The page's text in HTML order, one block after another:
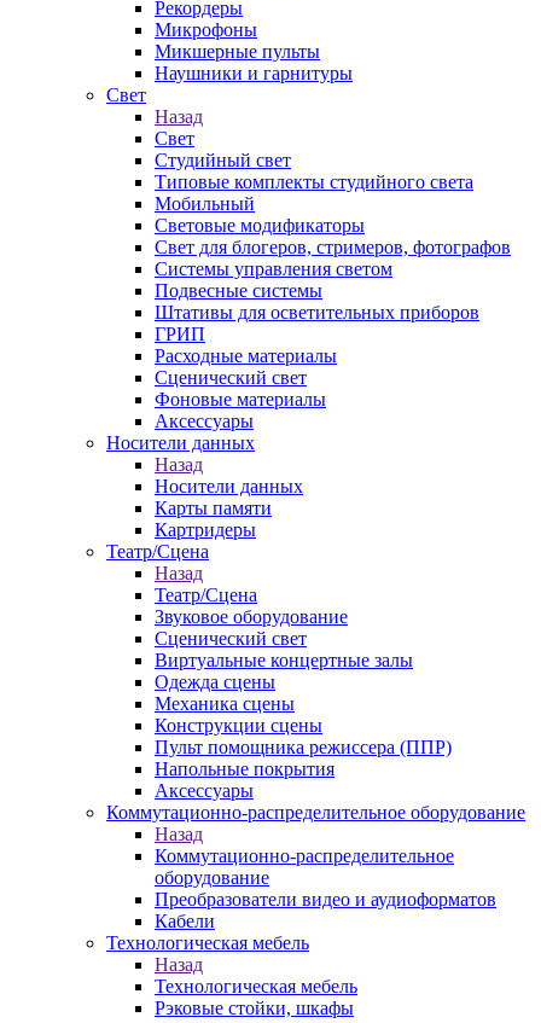
Рекордеры
Микрофоны
Микшерные пульты
Наушники и гарнитуры
Свет
Назад
Свет
Студийный свет
Типовые комплекты студийного света
Мобильный
Световые модификаторы
Свет для блогеров, стримеров, фотографов
Системы управления светом
Подвесные системы
Штативы для осветительных приборов
ГРИП
Расходные материалы
Сценический свет
Фоновые материалы
Аксессуары
Носители данных
Назад
Носители данных
Карты памяти
Картридеры
Театр/Сцена
Назад
Театр/Сцена
Звуковое оборудование
Сценический свет
Виртуальные концертные залы
Одежда сцены
Механика сцены
Конструкции сцены
Пульт помощника режиссера (ППР)
Напольные покрытия
Аксессуары
Коммутационно-распределительное оборудование
Назад
Коммутационно-распределительное
оборудование
Преобразователи видео и аудиоформатов
Кабели
Технологическая мебель
Назад
Технологическая мебель
Рэковые стойки, шкафы